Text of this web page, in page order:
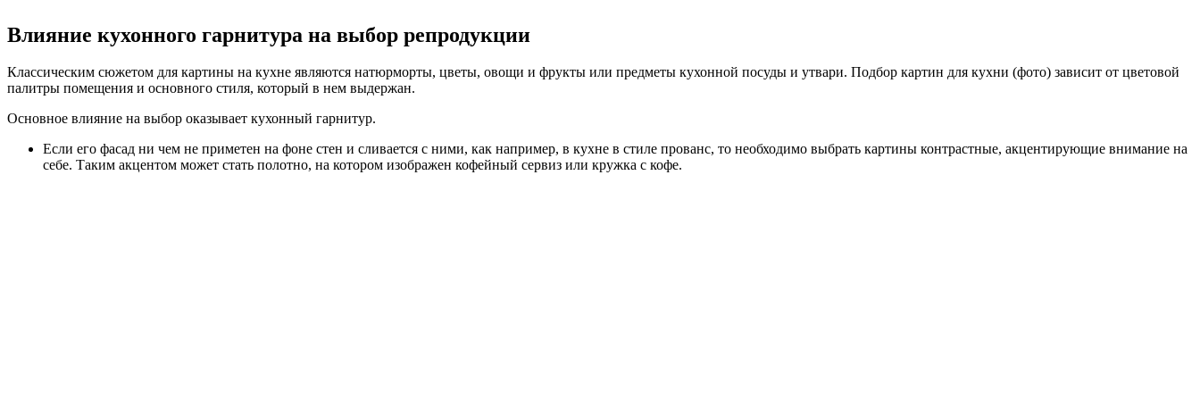
Влияние кухонного гарнитура на выбор репродукции
Классическим сюжетом для картины на кухне являются натюрморты, цветы, овощи и фрукты или предметы кухонной посуды и утвари. Подбор картин для кухни (фото) зависит от цветовой
палитры помещения и основного стиля, который в нем выдержан.
Основное влияние на выбор оказывает кухонный гарнитур.
Если его фасад ни чем не приметен на фоне стен и сливается с ними, как например, в кухне в стиле прованс, то необходимо выбрать картины контрастные, акцентирующие внимание на
себе. Таким акцентом может стать полотно, на котором изображен кофейный сервиз или кружка с кофе.